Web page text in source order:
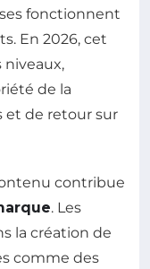
fonctionnent
En 2026, cet
niveaux,
de la
et de retour sur
contribue
. Les
la création de
comme des